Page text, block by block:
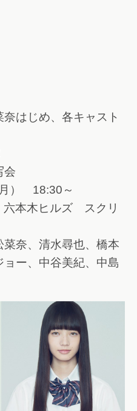
はじめ、各キャスト
会
） 18:30～
本木ヒルズ スクリ
奈、清水尋也、橋本
ー、中谷美紀、中島